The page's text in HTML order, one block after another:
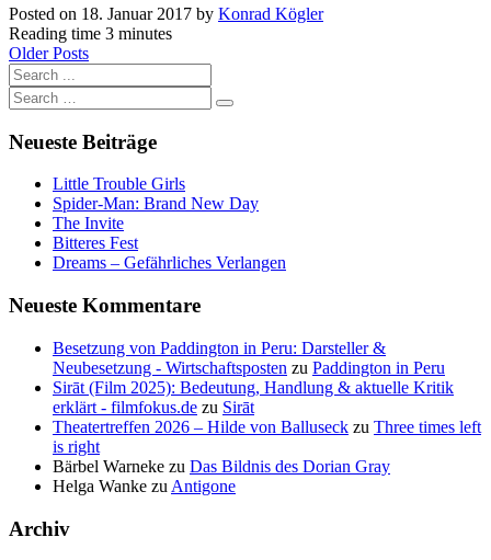
Posted on 18. Januar 2017 by Konrad Kögler
Reading time 3 minutes
Older Posts
Neueste Beiträge
Little Trouble Girls
Spider-Man: Brand New Day
The Invite
Bitteres Fest
Dreams – Gefährliches Verlangen
Neueste Kommentare
Besetzung von Paddington in Peru: Darsteller &
Neubesetzung - Wirtschaftsposten zu Paddington in Peru
Sirāt (Film 2025): Bedeutung, Handlung & aktuelle Kritik
erklärt - filmfokus.de zu Sirāt
Theatertreffen 2026 – Hilde von Balluseck zu Three times left
is right
Bärbel Warneke zu Das Bildnis des Dorian Gray
Helga Wanke zu Antigone
Archiv